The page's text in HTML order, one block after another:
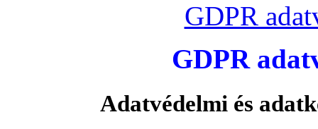
GDPR
GDPR
Adatvédelmi és